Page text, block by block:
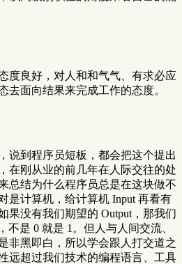
度良好，对人和和气气、有求必应
去面向结果来完成工作的态度。
说到程序员短板，都会把这个提出
在刚从业的前几年在人际交往的处
总结为什么程序员总是在这块做不
是计算机，给计算机 Input 再看有
果没有我们期望的 Output，那我们
不是 0 就是 1。但人与人间交流、
非黑即白，所以学会跟人打交道之
远超过我们技术的编程语言、工具